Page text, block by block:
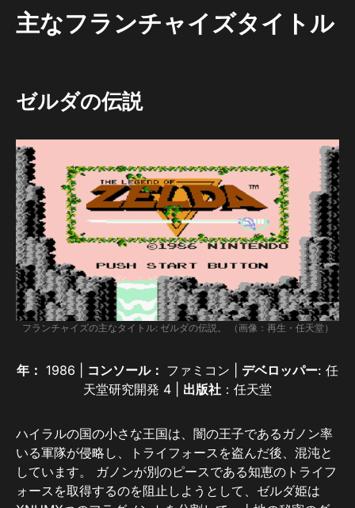
主なフランチャイズタイトル
ゼルダの伝説
フランチャイズの主なタイトル: ゼルダの伝説。 （画像：再生・任天堂）
年： 1986 | コンソール： ファミコン | デベロッパー: 任
天堂研究開発 4 | 出版社 ：任天堂
ハイラルの国の小さな王国は、闇の王子であるガノン率
いる軍隊が侵略し、トライフォースを盗んだ後、混沌と
しています。 ガノンが別のピースである知恵のトライフ
ォースを取得するのを阻止しようとして、ゼルダ姫は